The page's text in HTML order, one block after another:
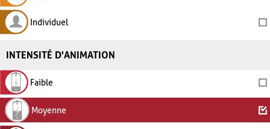
Individuel
INTENSITÉ D'ANIMATION
Faible
Moyenne